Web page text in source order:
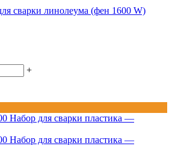
сварки линолеума (фен 1600 W)
+